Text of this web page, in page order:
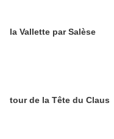
la Vallette par Salèse
tour de la Tête du Claus